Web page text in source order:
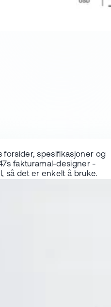
forsider, spesifikasjoner og
fakturamal-designer -
så det er enkelt å bruke.